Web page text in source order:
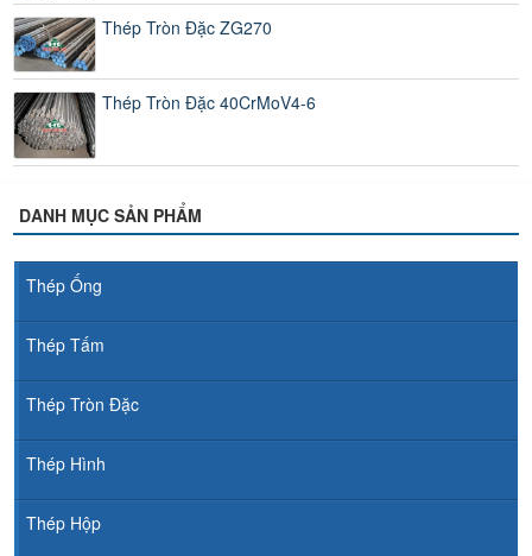
Thép Tròn Đặc ZG270
Thép Tròn Đặc 40CrMoV4-6
DANH MỤC SẢN PHẨM
Thép Ống
Thép Tấm
Thép Tròn Đặc
Thép Hình
Thép Hộp